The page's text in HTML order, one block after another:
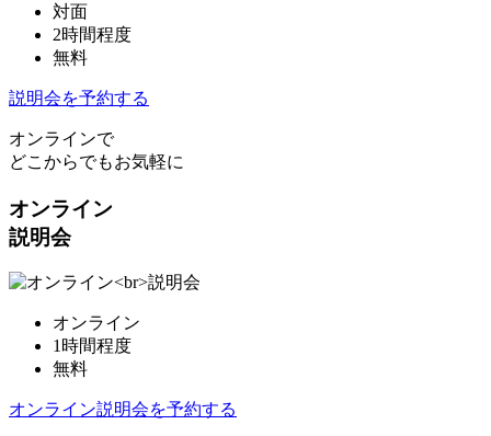
対面
2時間程度
無料
説明会を予約する
オンラインで
どこからでもお気軽に
オンライン
説明会
オンライン
1時間程度
無料
オンライン説明会を予約する